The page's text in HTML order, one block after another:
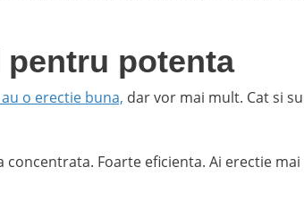
potenta
o erectie buna, dar vor mai mult. Cat si
Foarte eficienta. Ai erectie mai